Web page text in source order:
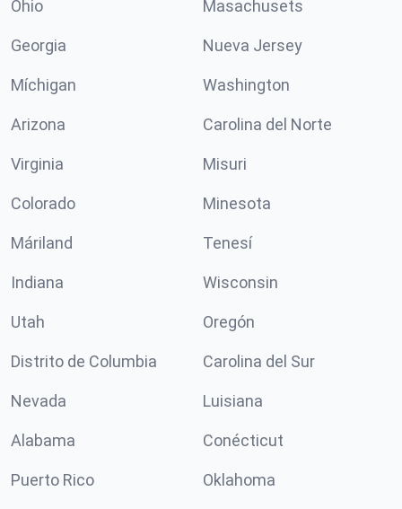
Ohio Masachusets
Georgia Nueva Jersey
Míchigan Washington
Arizona Carolina del Norte
Virginia Misuri
Colorado Minesota
Máriland Tenesí
Indiana Wisconsin
Utah Oregón
Distrito de Columbia Carolina del Sur
Nevada Luisiana
Alabama Conécticut
Puerto Rico Oklahoma